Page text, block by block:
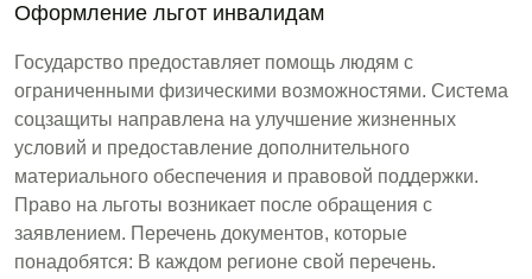
Оформление льгот инвалидам
Государство предоставляет помощь людям с
ограниченными физическими возможностями. Система
соцзащиты направлена на улучшение жизненных
условий и предоставление дополнительного
материального обеспечения и правовой поддержки.
Право на льготы возникает после обращения с
заявлением. Перечень документов, которые
понадобятся: В каждом регионе свой перечень.